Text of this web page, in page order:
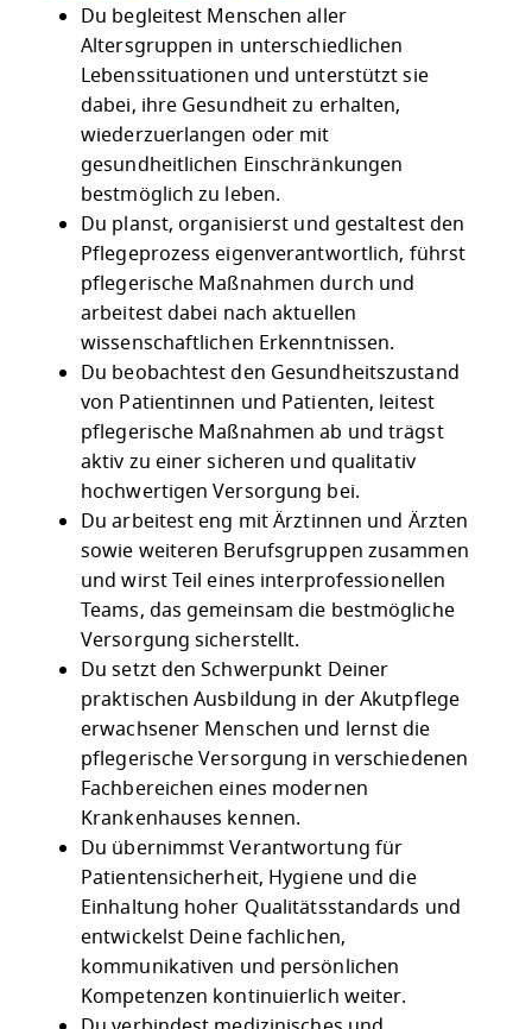
Du begleitest Menschen aller
Altersgruppen in unterschiedlichen
Lebenssituationen und unterstützt sie
dabei, ihre Gesundheit zu erhalten,
wiederzuerlangen oder mit
gesundheitlichen Einschränkungen
bestmöglich zu leben.
Du planst, organisierst und gestaltest den
Pflegeprozess eigenverantwortlich, führst
pflegerische Maßnahmen durch und
arbeitest dabei nach aktuellen
wissenschaftlichen Erkenntnissen.
Du beobachtest den Gesundheitszustand
von Patientinnen und Patienten, leitest
pflegerische Maßnahmen ab und trägst
aktiv zu einer sicheren und qualitativ
hochwertigen Versorgung bei.
Du arbeitest eng mit Ärztinnen und Ärzten
sowie weiteren Berufsgruppen zusammen
und wirst Teil eines interprofessionellen
Teams, das gemeinsam die bestmögliche
Versorgung sicherstellt.
Du setzt den Schwerpunkt Deiner
praktischen Ausbildung in der Akutpflege
erwachsener Menschen und lernst die
pflegerische Versorgung in verschiedenen
Fachbereichen eines modernen
Krankenhauses kennen.
Du übernimmst Verantwortung für
Patientensicherheit, Hygiene und die
Einhaltung hoher Qualitätsstandards und
entwickelst Deine fachlichen,
kommunikativen und persönlichen
Kompetenzen kontinuierlich weiter.